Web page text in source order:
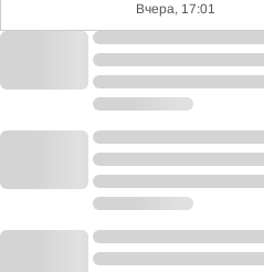
Вчера, 17:01